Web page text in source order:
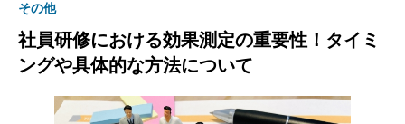
その他
社員研修における効果測定の重要性！タイミ
ングや具体的な方法について